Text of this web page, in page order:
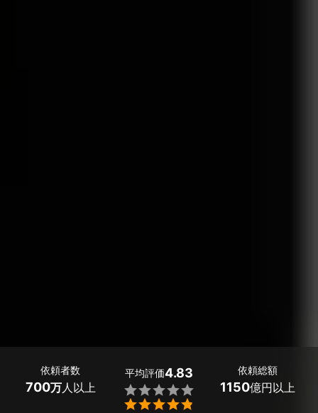
依頼者数
700万人以上
平均評価4.83


依頼総額
1150億円以上